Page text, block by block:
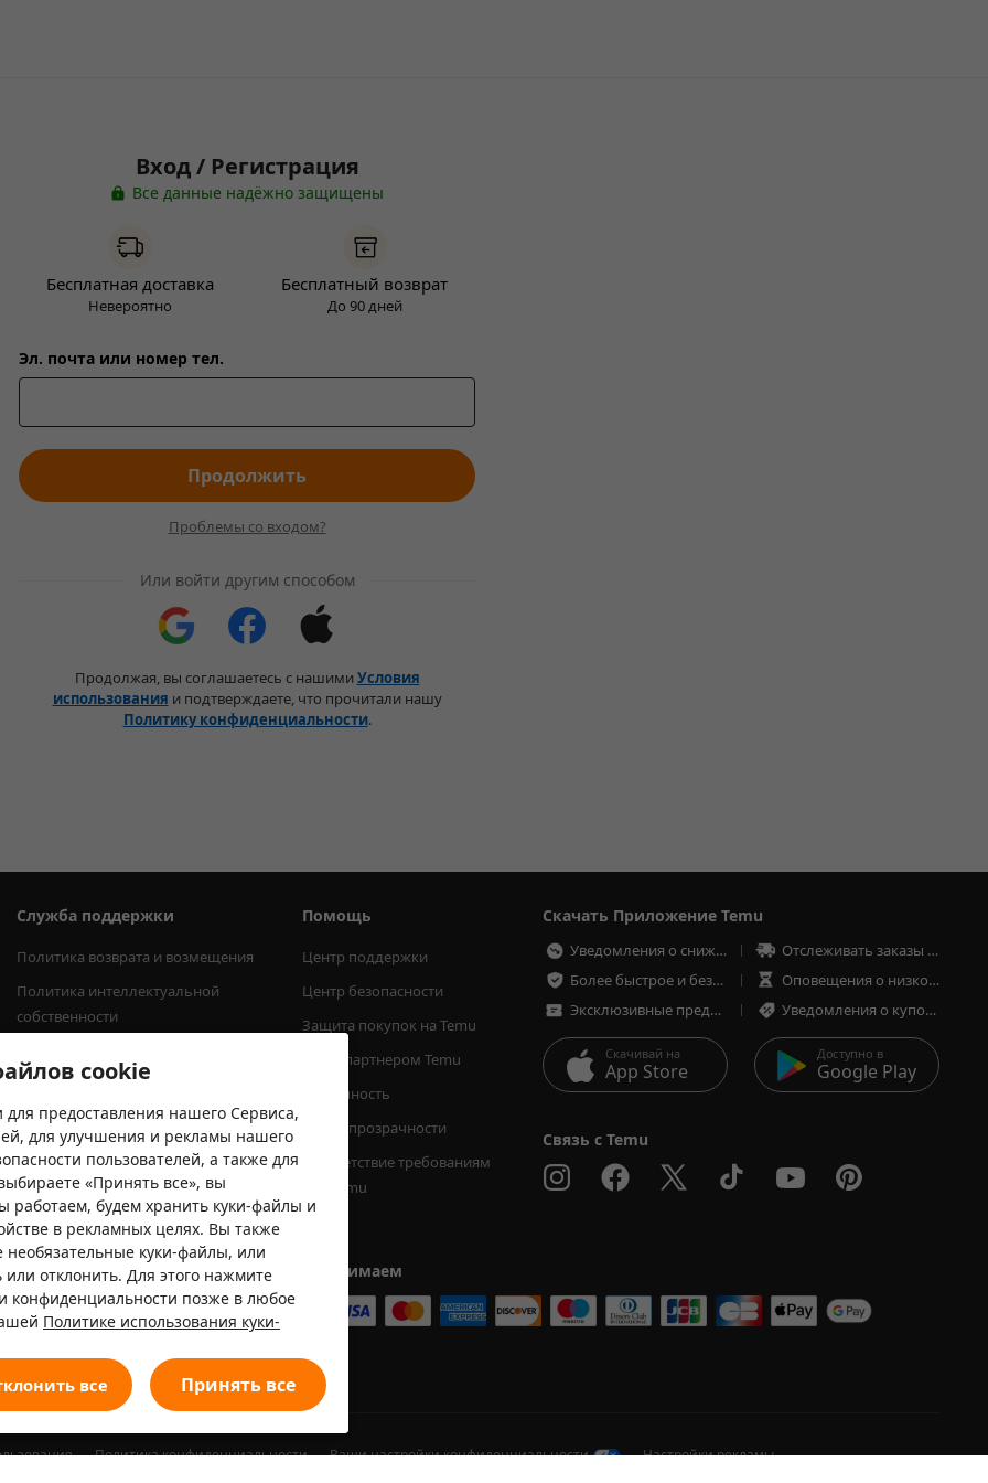
Вход / Регистрация
Все данные надёжно защищены
Бесплатная доставка
Невероятно
Бесплатный возврат
До 90 дней
Эл. почта или номер тел.
Продолжить
Проблемы со входом?
Или войти другим способом
Продолжая, вы соглашаетесь с нашими Условия
использования и подтверждаете, что прочитали нашу
Политику конфиденциальности.
Служба поддержки
Политика возврата и возмещения
Политика интеллектуальной
собственности
Предупреждения о безопасности
продукции
Сообщить о подозрительной
активности
Минимальная сумма заказа
Помощь
Центр поддержки
Центр безопасности
Защита покупок на Temu
Стать партнером Temu
Доступность
Центр прозрачности
Соответствие требованиям
EPR Temu
Скачать Приложение Temu
Уведомления о снижении цен
Отслеживать заказы в любое время
Более быстрое и безопасное оформление заказа
Оповещения о низком запасе товаров
Эксклюзивные предложения
Уведомления о купонах и предложениях
Скачивай на
App Store
Доступно в
Google Play
Связь с Temu
Мы принимаем
Политика конфиденциальности Ваши настройки конфиденциальности Настройки рекламы
cookie
предоставления нашего Сервиса,
для улучшения и рекламы нашего
пользователей, а также для
«Принять все», вы
будем хранить куки-файлы и
в рекламных целях. Вы также
необязательные куки-файлы, или
отклонить. Для этого нажмите
конфиденциальности позже в любое
Политике использования куки-
все Принять все